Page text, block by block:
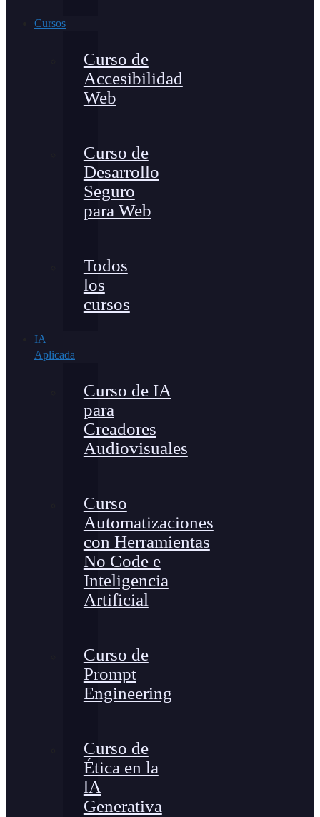
Cursos
Curso de
Accesibilidad
Web
Curso de
Desarrollo
Seguro
para Web
Todos
los
cursos
IA
Aplicada
Curso de IA
para
Creadores
Audiovisuales
Curso
Automatizaciones
con Herramientas
No Code e
Inteligencia
Artificial
Curso de
Prompt
Engineering
Curso de
Ética en la
lA
Generativa